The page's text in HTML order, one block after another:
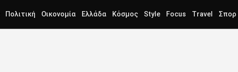
Πολιτική Οικονομία Ελλάδα Κόσμος Style Focus Travel Σπορ